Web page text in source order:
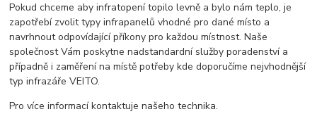
Pokud chceme aby infratopení topilo levně a bylo nám teplo, je
zapotřebí zvolit typy infrapanelů vhodné pro dané místo a
navrhnout odpovídající příkony pro každou místnost. Naše
společnost Vám poskytne nadstandardní služby poradenství a
případně i zaměření na místě potřeby kde doporučíme nejvhodnější
typ infrazáře VEITO.
Pro více informací kontaktuje našeho technika.